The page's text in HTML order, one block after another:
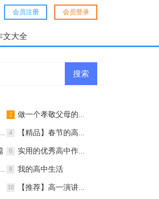
会员登录
会员注册
文大全
2 做一个孝敬父母的孩子演讲稿
4 【精品】春节的高中作文汇总八篇
6 实用的优秀高中作文4篇
8 我的高中生活
10 【推荐】高一演讲稿三篇